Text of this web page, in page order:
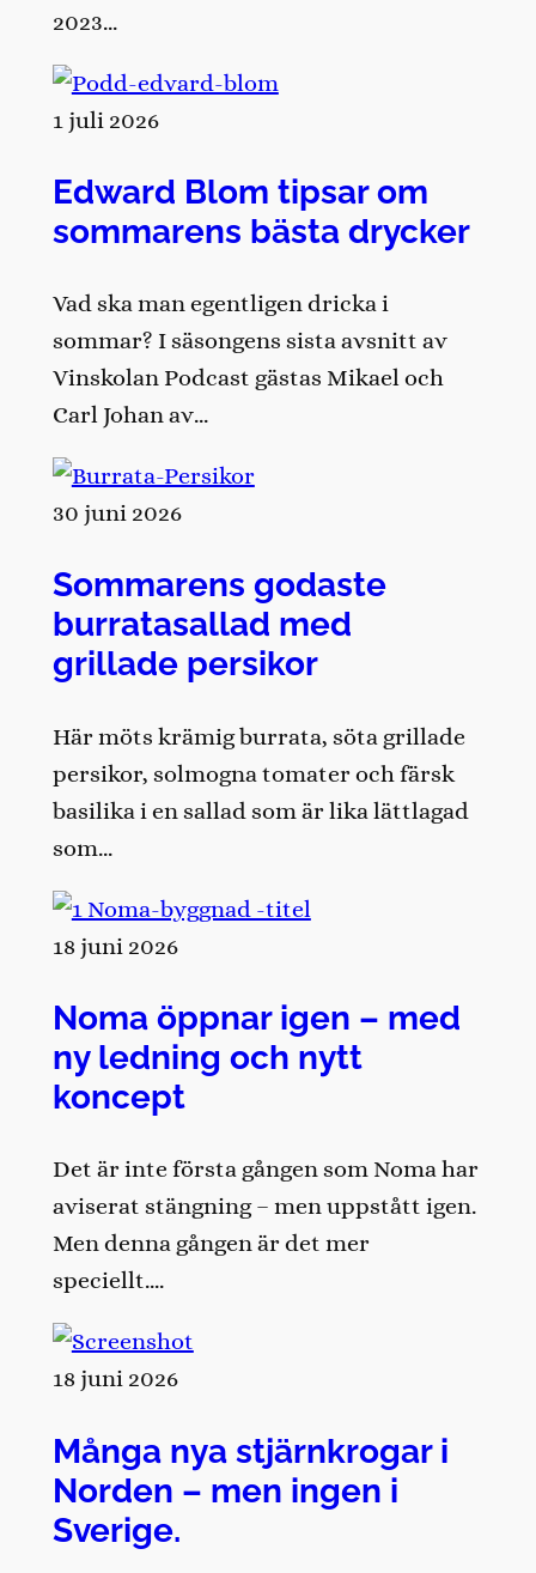
2023…
1 juli 2026
Edward Blom tipsar om
sommarens bästa drycker
Vad ska man egentligen dricka i
sommar? I säsongens sista avsnitt av
Vinskolan Podcast gästas Mikael och
Carl Johan av…
30 juni 2026
Sommarens godaste
burratasallad med
grillade persikor
Här möts krämig burrata, söta grillade
persikor, solmogna tomater och färsk
basilika i en sallad som är lika lättlagad
som…
18 juni 2026
Noma öppnar igen – med
ny ledning och nytt
koncept
Det är inte första gången som Noma har
aviserat stängning – men uppstått igen.
Men denna gången är det mer
speciellt….
18 juni 2026
Många nya stjärnkrogar i
Norden – men ingen i
Sverige.